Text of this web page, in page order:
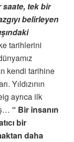
saate, tek bir
belirleyen
tarihlerini
kendi tarihine
Yıldızının
ayrıca ilk
“ Bir insanın
bir
daha